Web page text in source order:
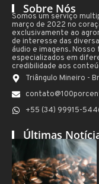
Sobre Nós
Somos um serviço
março de 2022 no
exclusivamente ao
de interesse das
áudio e imagens.
especializados em
credibilidade aos
Triângulo Mineiro -
+55 (34) 99915-
Últimas